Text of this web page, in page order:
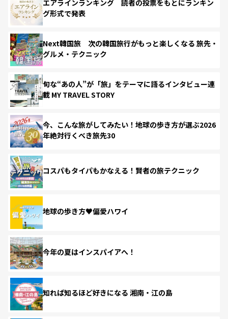
エアラインランキング 読者の投票をもとにランキン
グ形式で発表
Next韓国旅 次の韓国旅行がもっと楽しくなる 旅先・
グルメ・テクニック
旬な“あの人”が「旅」をテーマに語るインタビュー連
載 MY TRAVEL STORY
今、こんな旅がしてみたい！地球の歩き方が選ぶ2026
年絶対行くべき旅先30
コスパもタイパもかなえる！賢者の旅テクニック
地球の歩き方♥偏愛ハワイ
今年の夏はインスパイアへ！
知れば知るほど好きになる 湘南・江の島